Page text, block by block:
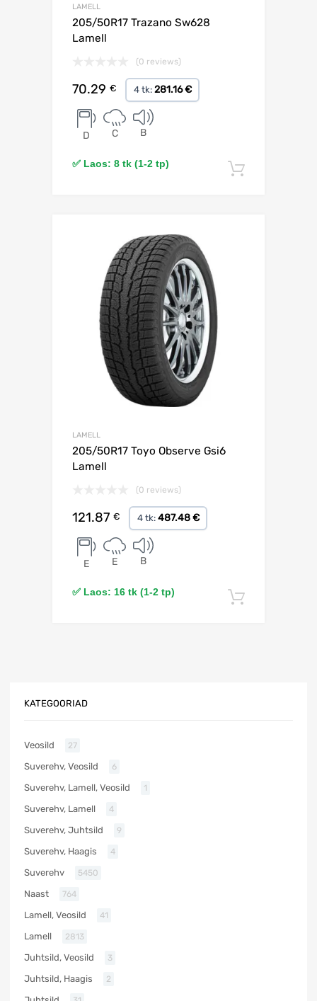
LAMELL
205/50R17 Trazano Sw628
Lamell
(0 reviews)
70.29 € 4 tk: 281.16 €
D C B
✅ Laos: 8 tk (1-2 tp)
LAMELL
205/50R17 Toyo Observe Gsi6
Lamell
(0 reviews)
121.87 € 4 tk: 487.48 €
E E B
✅ Laos: 16 tk (1-2 tp)
KATEGOORIAD
Veosild 27
Suverehv, Veosild 6
Suverehv, Lamell, Veosild 1
Suverehv, Lamell 4
Suverehv, Juhtsild 9
Suverehv, Haagis 4
Suverehv 5450
Naast 764
Lamell, Veosild 41
Lamell 2813
Juhtsild, Veosild 3
Juhtsild, Haagis 2